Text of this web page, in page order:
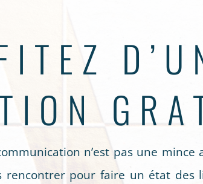
n’est pas une mince
rencontrer pour faire un état des